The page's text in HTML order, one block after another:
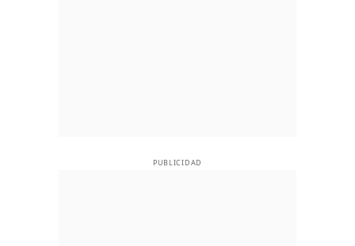
PUBLICIDAD